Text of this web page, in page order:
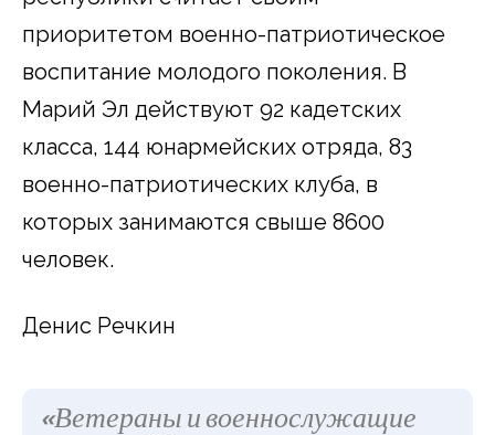
приоритетом военно-патриотическое
воспитание молодого поколения. В
Марий Эл действуют 92 кадетских
класса, 144 юнармейских отряда, 83
военно-патриотических клуба, в
которых занимаются свыше 8600
человек.
Денис Речкин
«Ветераны и военнослужащие